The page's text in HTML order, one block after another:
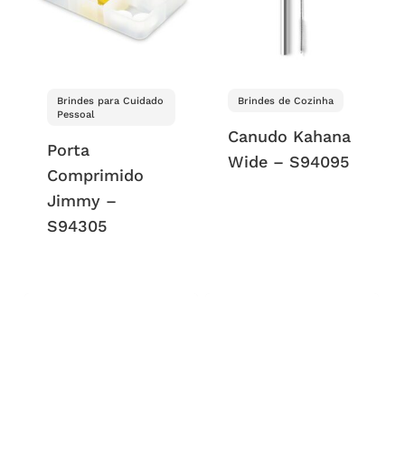
Brindes para Cuidado
Pessoal
Porta
Comprimido
Jimmy –
S94305
Brindes de Cozinha
Canudo Kahana
Wide – S94095